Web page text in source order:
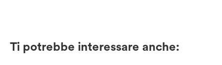
Ti potrebbe interessare anche: